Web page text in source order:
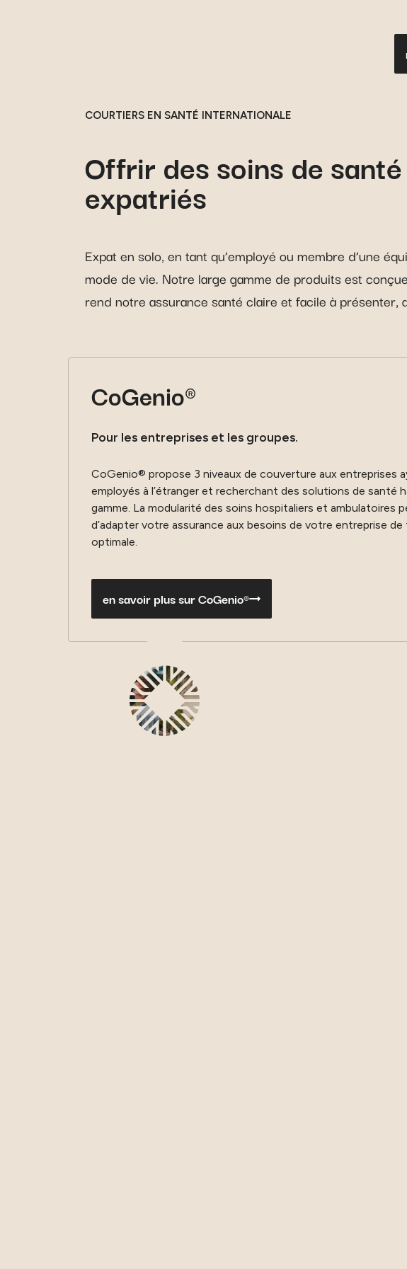
COURTIERS EN SANTÉ INTERNATIONALE
Offrir des soins de
expatriés
Expat en solo, en tant qu’employé ou membre d’une
mode de vie. Notre large gamme de produits est
rend notre assurance santé claire et facile à
CoGenio®
Pour les entreprises et les groupes.
CoGenio® propose 3 niveaux de couverture aux entreprises
employés à l’étranger et recherchant des solutions de santé
gamme. La modularité des soins hospitaliers et ambulatoires
d’adapter votre assurance aux besoins de votre entreprise
optimale.
en savoir plus sur CoGenio®